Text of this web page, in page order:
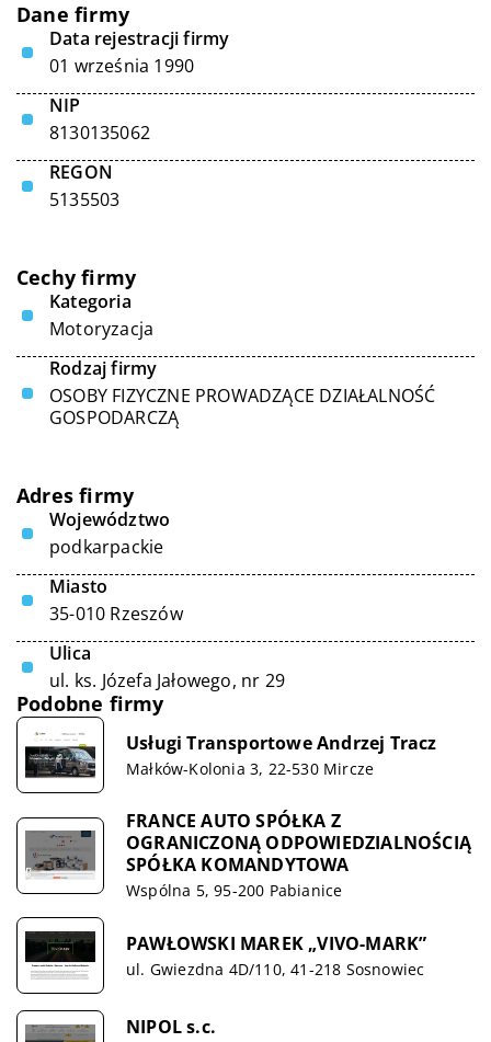
Dane firmy
Data rejestracji firmy
01 września 1990
NIP
8130135062
REGON
5135503
Cechy firmy
Kategoria
Motoryzacja
Rodzaj firmy
OSOBY FIZYCZNE PROWADZĄCE DZIAŁALNOŚĆ
GOSPODARCZĄ
Adres firmy
Województwo
podkarpackie
Miasto
35-010 Rzeszów
Ulica
ul. ks. Józefa Jałowego, nr 29
Podobne firmy
Usługi Transportowe Andrzej Tracz
Małków-Kolonia 3, 22-530 Mircze
FRANCE AUTO SPÓŁKA Z
OGRANICZONĄ ODPOWIEDZIALNOŚCIĄ
SPÓŁKA KOMANDYTOWA
Wspólna 5, 95-200 Pabianice
PAWŁOWSKI MAREK „VIVO-MARK”
ul. Gwiezdna 4D/110, 41-218 Sosnowiec
NIPOL s.c.